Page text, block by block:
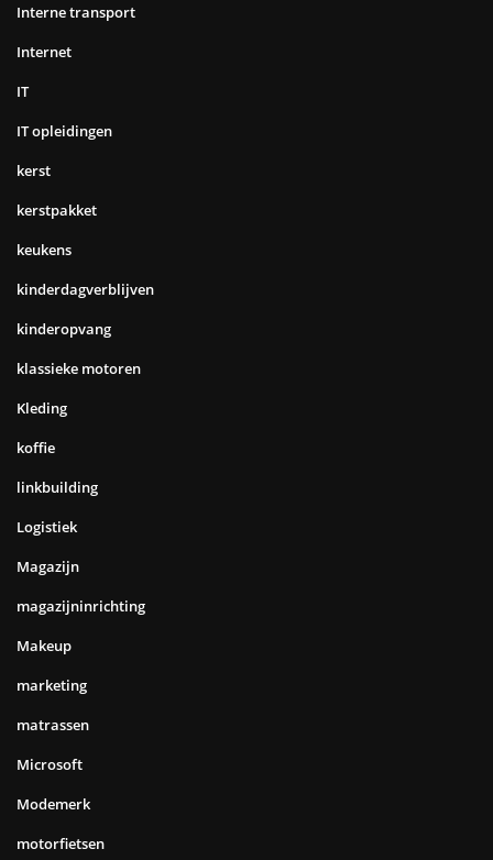
Interne transport
Internet
IT
IT opleidingen
kerst
kerstpakket
keukens
kinderdagverblijven
kinderopvang
klassieke motoren
Kleding
koffie
linkbuilding
Logistiek
Magazijn
magazijninrichting
Makeup
marketing
matrassen
Microsoft
Modemerk
motorfietsen